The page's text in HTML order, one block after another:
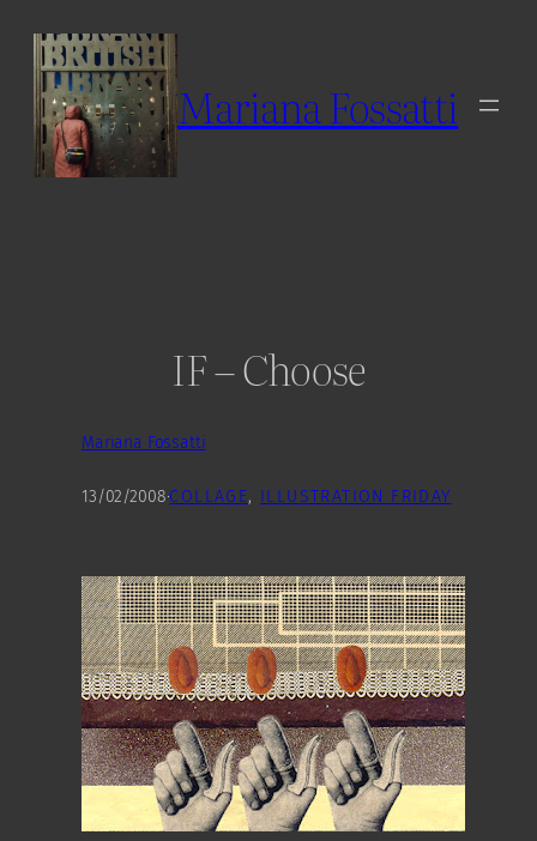
content
Mariana Fossatti
IF – Choose
Mariana Fossatti
13/02/2008·COLLAGE, ILLUSTRATION FRIDAY